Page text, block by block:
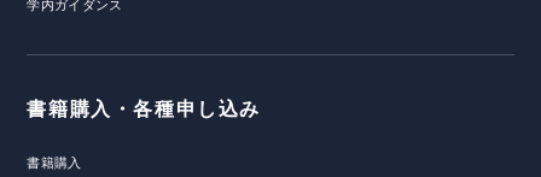
学内ガイダンス
書籍購入・各種申し込み
書籍購入